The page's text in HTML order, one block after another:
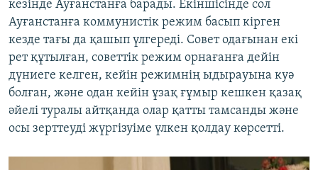
кезінде Ауғанстанға барады. Екіншісінде сол
Ауғанстанға коммунистік режим басып кірген
кезде тағы да қашып үлгереді. Совет одағынан екі
рет құтылған, советтік режим орнағанға дейін
дүниеге келген, кейін режимнің ыдырауына куә
болған, және одан кейін ұзақ ғұмыр кешкен қазақ
әйелі туралы айтқанда олар қатты тамсанды және
осы зерттеуді жүргізуіме үлкен қолдау көрсетті.